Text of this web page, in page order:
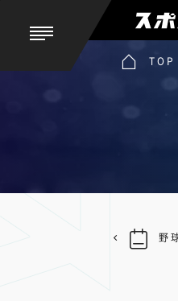
TOP
野